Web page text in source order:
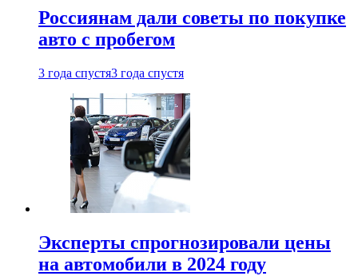
Россиянам дали советы по покупке
авто с пробегом
3 года спустя3 года спустя
Эксперты спрогнозировали цены
на автомобили в 2024 году